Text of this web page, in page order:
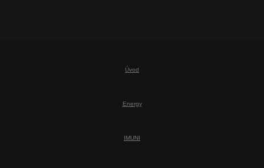
Úvod
Energy
IMUNI